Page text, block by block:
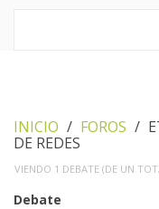
INICIO FOROS
DE REDES
VIENDO 1 DEBATE (DE UN
Debate